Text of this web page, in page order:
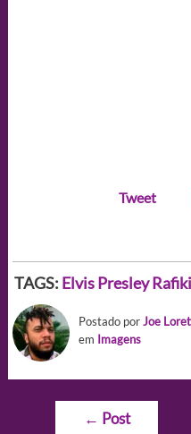
Tweet
TAGS: Elvis PresleyRafiki
Postado porJoe
em Imagens
Navegação
← Post